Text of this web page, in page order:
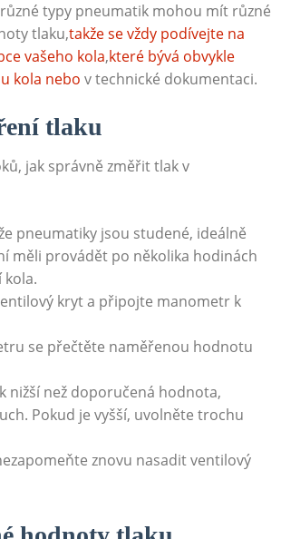
typy pneumatik mohou mít různé
tlaku,takže se vždy podívejte na
vašeho kola,které bývá obvykle
kola nebo v technické dokumentaci.
tlaku
jak správně změřit tlak v
pneumatiky jsou studené, ideálně
měli provádět po několika hodinách
kola.
kryt a připojte manometr k
se přečtěte naměřenou hodnotu
nižší než doporučená hodnota,
Pokud je vyšší, uvolněte trochu
znovu nasadit ventilový